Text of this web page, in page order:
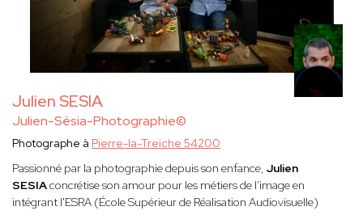
Julien SESIA
Julien-Sésia-Photographie©
Photographe à Pierre-la-Treiche 54200
Passionné par la photographie depuis son enfance, Julien
SESIAconcrétise son amour pour les métiers de l'image en
intégrant l'ESRA (École Supérieur de Réalisation Audiovisuelle)